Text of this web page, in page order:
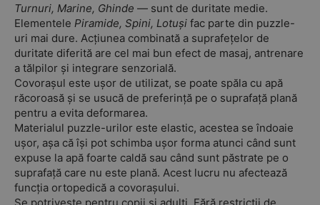
Turnuri, Marine, Ghinde — sunt de duritate medie.
Elementele Piramide, Spini, Lotuși fac parte din puzzle-
uri mai dure. Acțiunea combinată a suprafețelor de
duritate diferită are cel mai bun efect de masaj, antrenare
a tălpilor și integrare senzorială.
Covorașul este ușor de utilizat, se poate spăla cu apă
răcoroasă și se usucă de preferință pe o suprafață plană
pentru a evita deformarea.
Materialul puzzle-urilor este elastic, acestea se îndoaie
ușor, așa că își pot schimba ușor forma atunci când sunt
expuse la apă foarte caldă sau când sunt păstrate pe o
suprafață care nu este plană. Acest lucru nu afectează
funcția ortopedică a covorașului.